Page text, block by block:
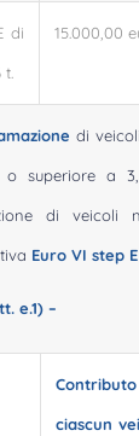
di 15.000,00
di
o superiore a
di veicoli
Euro VI step
e.1) –
ciascun